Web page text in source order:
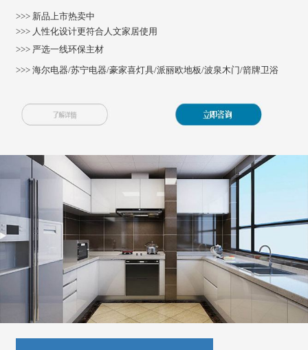
>>> 新品上市热卖中
>>> 人性化设计更符合人文家居使用
>>> 严选一线环保主材
>>> 海尔电器/苏宁电器/豪家喜灯具/派丽欧地板/波泉木门/箭牌卫浴